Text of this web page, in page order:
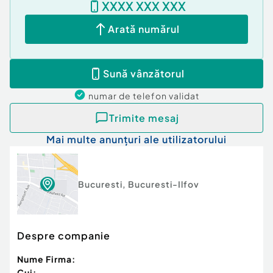
constant să livreze servicii de calitate.
Misiunea Global Home Romania în piața
bazat pe încredere și profesionalism între
reprezentantii nostri imobiliari bine informati
impreuna cu toti clientii si colaboratorii
companiei.
Id intern: P17423
Confort:1
Tip imobil:Bloc de apartamente
Număr Băi:1
Comision cumpărător:
XXXX XXX XXX
Arată numărul
Sună vânzătorul
numar de telefon validat
Trimite mesaj
Mai multe anunțuri ale utilizatorului
Bucuresti, Bucuresti-Ilfov
Despre companie
Nume Firma: